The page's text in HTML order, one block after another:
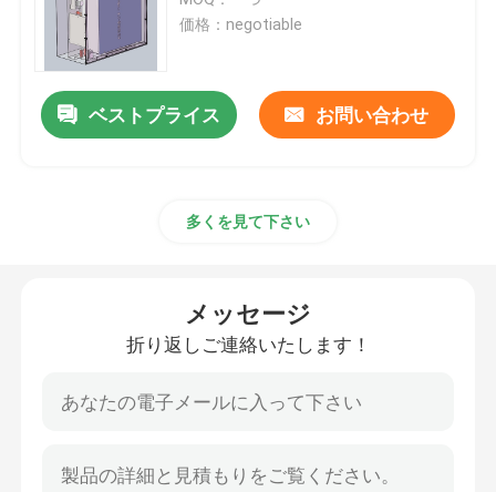
リチウム トラクター電池
積込み機電池
芝刈機のリチウム電池
歯切り工具電池
電気ドリルのリチウム電池
価格：negotiable
ベストプライス お問い合わせ
多くを見て下さい
メッセージ
折り返しご連絡いたします！